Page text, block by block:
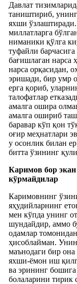
Давлат
таништириб,
яхши
миллатларга
ниманики қўлга
туфайли
бағишлаган нарса
нарса орқасидан,
эришади, бир умр
ерга қориб,
талофатлар
амалга ошира
амалга ошириб
баравар кўп қон
оғир меҳнатлари
у осонлик билан
битта ўзининг
Каримов бор
кўрмайдилар
Каримовнинг
яҳудийларнинг
мен кўпда унинг
шундайдир, аммо
одамлар
ҳисоблайман.
маънодаги бир
яхши-ёмон иш
ва эрининг
болаларини тирик